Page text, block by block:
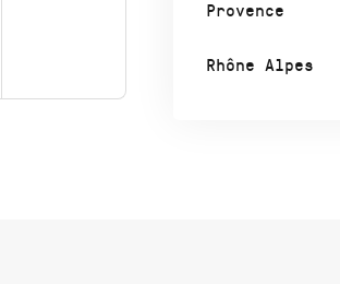
Provence
Rhône Alpes